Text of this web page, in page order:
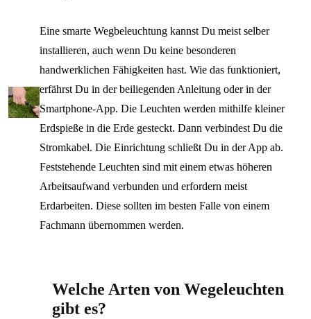
Eine smarte Wegbeleuchtung kannst Du meist selber
installieren, auch wenn Du keine besonderen
handwerklichen Fähigkeiten hast. Wie das funktioniert,
erfährst Du in der beiliegenden Anleitung oder in der
Smartphone-App. Die Leuchten werden mithilfe kleiner
Erdspieße in die Erde gesteckt. Dann verbindest Du die
Stromkabel. Die Einrichtung schließt Du in der App ab.
Feststehende Leuchten sind mit einem etwas höheren
Arbeitsaufwand verbunden und erfordern meist
Erdarbeiten. Diese sollten im besten Falle von einem
Fachmann übernommen werden.
Welche Arten von Wegeleuchten
gibt es?